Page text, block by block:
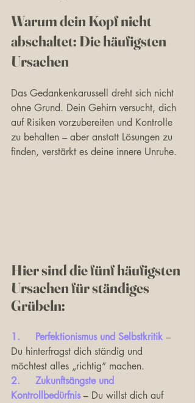
Warum dein Kopf nicht
abschaltet: Die häufigsten
Ursachen
Das Gedankenkarussell dreht sich nicht
ohne Grund. Dein Gehirn versucht, dich
auf Risiken vorzubereiten und Kontrolle
zu behalten – aber anstatt Lösungen zu
finden, verstärkt es deine innere Unruhe.
Hier sind die fünf häufigsten
Ursachen für ständiges
Grübeln:
1.	Perfektionismus und Selbstkritik –
Du hinterfragst dich ständig und
möchtest alles „richtig“ machen.
2.	Zukunftsängste und
Kontrollbedürfnis – Du willst dich auf